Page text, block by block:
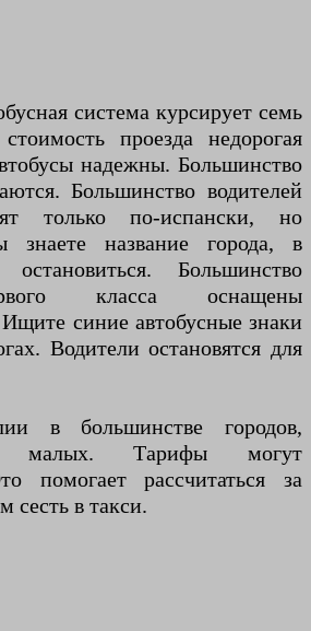
система курсирует семь
проезда недорогая
надежны. Большинство
Большинство водителей
только по-испански, но
знаете название города, в
Большинство
класса оснащены
синие автобусные знаки
Водители остановятся для
в большинстве городов,
малых. Тарифы могут
помогает рассчитаться за
сесть в такси.